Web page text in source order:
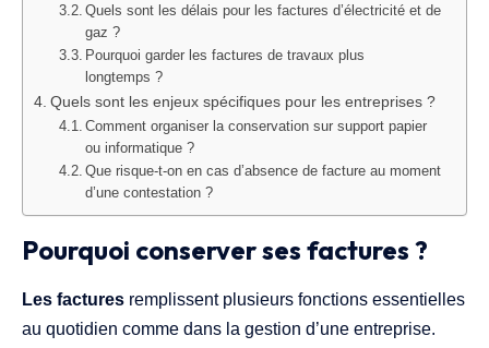
Quels sont les délais pour les factures d’électricité et de
gaz ?
Pourquoi garder les factures de travaux plus
longtemps ?
Quels sont les enjeux spécifiques pour les entreprises ?
Comment organiser la conservation sur support papier
ou informatique ?
Que risque-t-on en cas d’absence de facture au moment
d’une contestation ?
Pourquoi conserver ses factures ?
Les factures remplissent plusieurs fonctions essentielles
au quotidien comme dans la gestion d’une entreprise.